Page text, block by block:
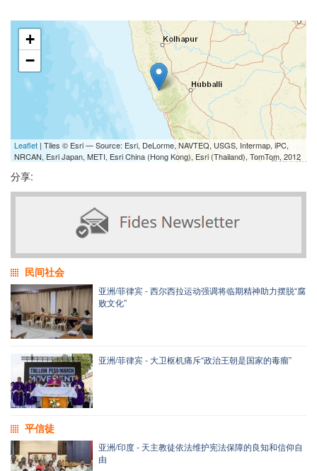
+
−
Leaflet | Tiles © Esri — Source: Esri, DeLorme, NAVTEQ, USGS, Intermap, iPC,
NRCAN, Esri Japan, METI, Esri China (Hong Kong), Esri (Thailand), TomTom, 2012
分享:
民间社会
亚洲/菲律宾 - 西尔西拉运动强调将临期精神助力摆脱“腐
败文化”
亚洲/菲律宾 - 大卫枢机痛斥“政治王朝是国家的毒瘤”
平信徒
亚洲/印度 - 天主教徒依法维护宪法保障的良知和信仰自
由